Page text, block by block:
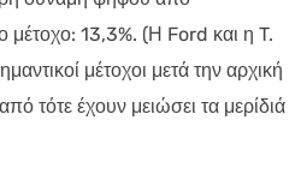
13,3%. (Η Ford και η T.
μέτοχοι μετά την αρχική
τότε έχουν μειώσει τα μερίδιά